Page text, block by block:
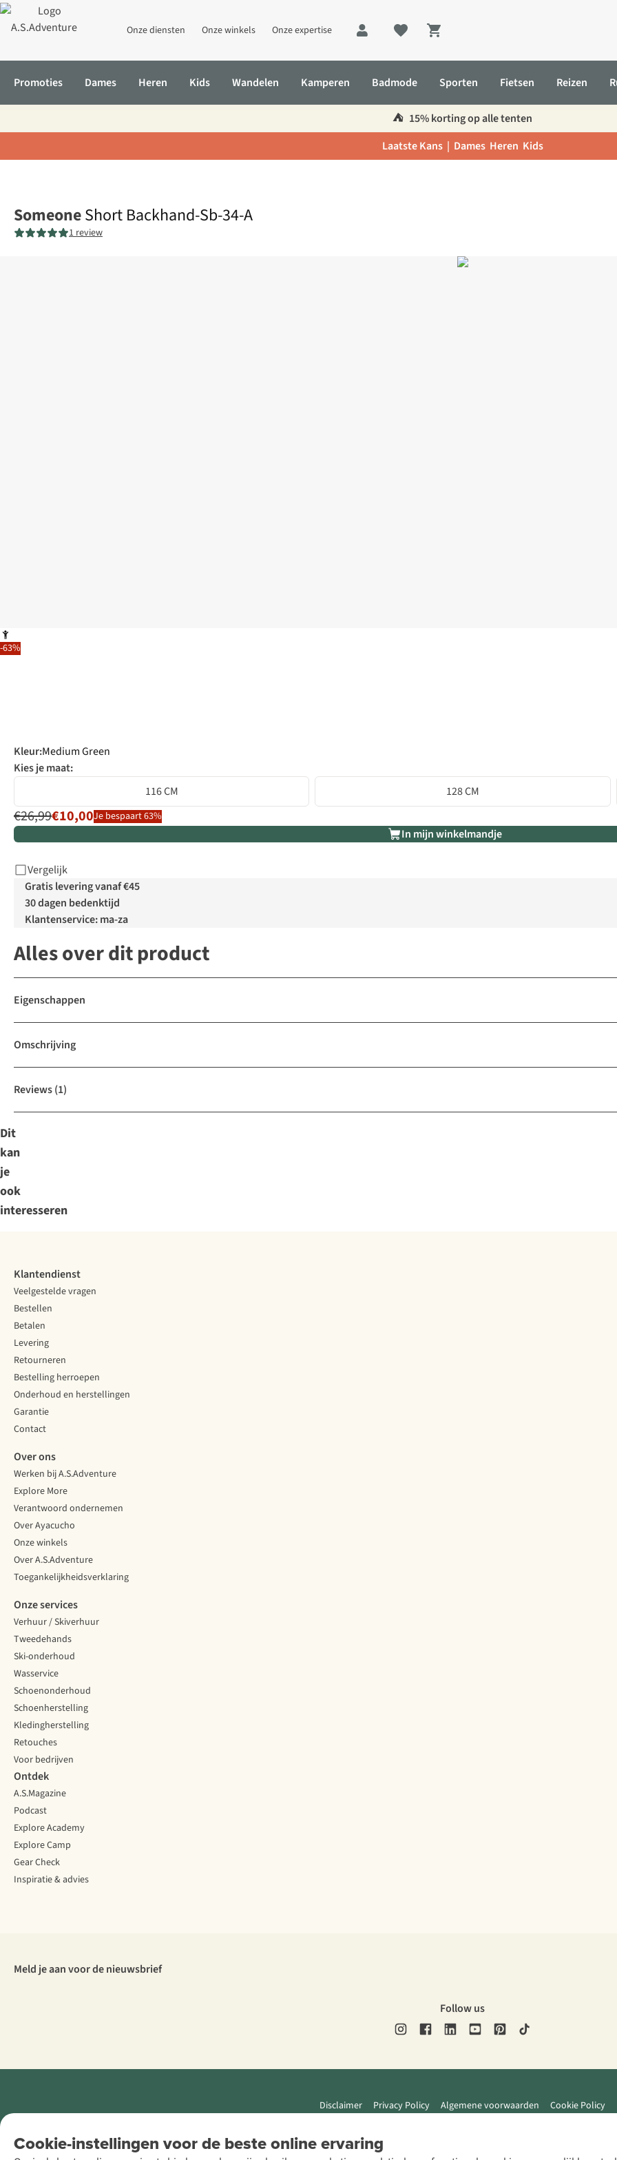
Onze diensten Onze winkels Onze expertise
Shopping cart
Promoties Dames Heren Kids Wandelen Kamperen Badmode Sporten Fietsen Reizen
⛺️ 15% korting op alle tenten
Laatste Kans | Dames Heren Kids
-63%
SomeoneShort Backhand-Sb-34-A
1 review
Kleur:Medium Green
Kies je maat:
116 CM
128 CM
€26,99€10,00Je bespaart 63%
In mijn winkelmandje
Vergelijk
Gratis levering vanaf €45
30 dagen bedenktijd
Klantenservice: ma-za
Alles over dit product
Eigenschappen
Omschrijving
Reviews(1)
Dit
kan
je
ook
interesseren
Cookie-instellingen voor de beste online ervaring
Klantendienst
Veelgestelde vragen
Bestellen
Betalen
Levering
Retourneren
Bestelling herroepen
Onderhoud en herstellingen
Garantie
Contact
Over ons
Werken bij A.S.Adventure
Explore More
Verantwoord ondernemen
Over Ayacucho
Onze winkels
Over A.S.Adventure
Toegankelijkheidsverklaring
Onze services
Verhuur / Skiverhuur
Tweedehands
Ski-onderhoud
Wasservice
Schoenonderhoud
Schoenherstelling
Kledingherstelling
Retouches
Voor bedrijven
Ontdek
A.S.Magazine
Podcast
Explore Academy
Explore Camp
Gear Check
Inspiratie & advies
Meld je aan voor de nieuwsbrief
Follow us
Disclaimer Privacy Policy Algemene voorwaarden Cookie Policy
Retail Concepts
NV,